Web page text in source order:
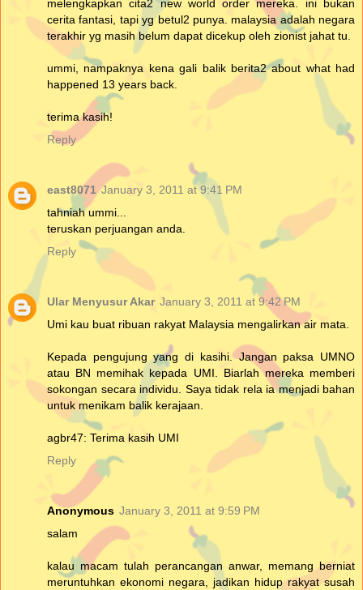
melengkapkan cita2 new world order mereka. ini bukan
cerita fantasi, tapi yg betul2 punya. malaysia adalah negara
terakhir yg masih belum dapat dicekup oleh zionist jahat tu.
ummi, nampaknya kena gali balik berita2 about what had
happened 13 years back.
terima kasih!
Reply
east8071 January 3, 2011 at 9:41 PM
tahniah ummi...
teruskan perjuangan anda.
Reply
Ular Menyusur Akar January 3, 2011 at 9:42 PM
Umi kau buat ribuan rakyat Malaysia mengalirkan air mata.
Kepada pengujung yang di kasihi. Jangan paksa UMNO
atau BN memihak kepada UMI. Biarlah mereka memberi
sokongan secara individu. Saya tidak rela ia menjadi bahan
untuk menikam balik kerajaan.
agbr47: Terima kasih UMI
Reply
Anonymous January 3, 2011 at 9:59 PM
salam
kalau macam tulah perancangan anwar, memang berniat
meruntuhkan ekonomi negara, jadikan hidup rakyat susah